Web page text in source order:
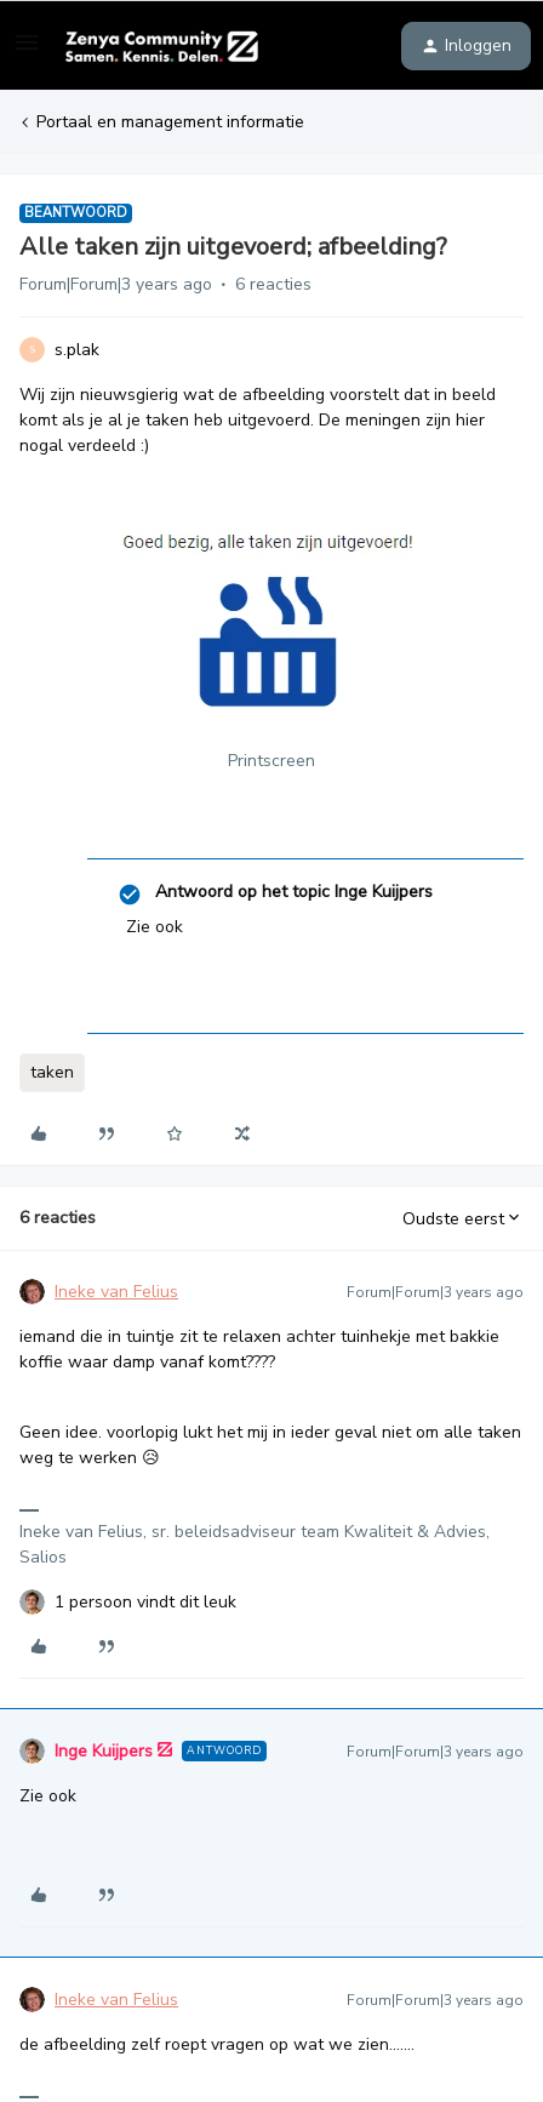
Inloggen
Portaal en management informatie
BEANTWOORD
Alle taken zijn uitgevoerd; afbeelding?
Forum|Forum|3 years ago 6 reacties
S
s.plak
Wij zijn nieuwsgierig wat de afbeelding voorstelt dat in beeld
komt als je al je taken heb uitgevoerd. De meningen zijn hier
nogal verdeeld :)
Printscreen
Antwoord op het topic Inge Kuijpers
Zie ook
taken
6 reacties Oudste eerst
Ineke van Felius Forum|Forum|3 years ago
iemand die in tuintje zit te relaxen achter tuinhekje met bakkie
koffie waar damp vanaf komt????
Geen idee. voorlopig lukt het mij in ieder geval niet om alle taken
weg te werken 😥
Ineke van Felius, sr. beleidsadviseur team Kwaliteit & Advies,
Salios
1 persoon vindt dit leuk
Inge Kuijpers ANTWOORD Forum|Forum|3 years ago
Zie ook
Ineke van Felius Forum|Forum|3 years ago
de afbeelding zelf roept vragen op wat we zien…….